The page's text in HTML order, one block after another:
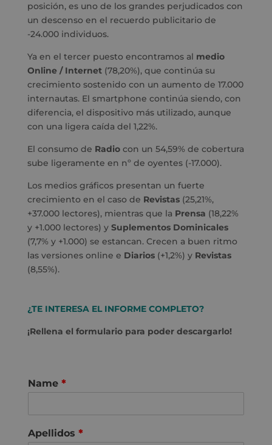
posición, es uno de los grandes perjudicados con
un descenso en el recuerdo publicitario de
-24.000 individuos.
Ya en el tercer puesto encontramos al medio
Online / Internet(78,20%), que continúa su
crecimiento sostenido con un aumento de 17.000
internautas. El smartphone continúa siendo, con
diferencia, el dispositivo más utilizado, aunque
con una ligera caída del 1,22%.
El consumo de Radiocon un 54,59% de cobertura
sube ligeramente en nº de oyentes (-17.000).
Los medios gráficos presentan un fuerte
crecimiento en el caso de Revistas(25,21%,
+37.000 lectores), mientras que la Prensa (18,22%
y +1.000 lectores) y Suplementos Dominicales
(7,7% y +1.000) se estancan. Crecen a buen ritmo
las versiones online e Diarios(+1,2%) y Revistas
(8,55%).
¿TE INTERESA EL INFORME COMPLETO?
¡Rellena el formulario para poder descargarlo!
Name *
Apellidos *